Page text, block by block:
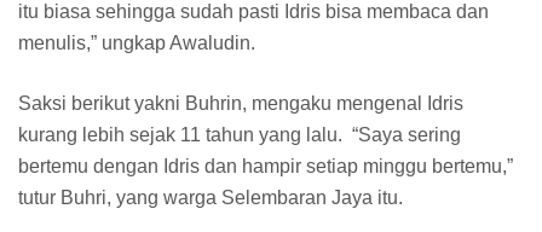
itu biasa sehingga sudah pasti Idris bisa membaca dan
menulis,” ungkap Awaludin.
Saksi berikut yakni Buhrin, mengaku mengenal Idris
kurang lebih sejak 11 tahun yang lalu. “Saya sering
bertemu dengan Idris dan hampir setiap minggu bertemu,”
tutur Buhri, yang warga Selembaran Jaya itu.